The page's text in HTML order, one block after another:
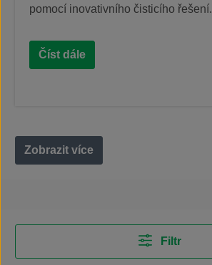
pomocí inovativního čisticího řešení.
Číst dále
Zobrazit více
Filtr